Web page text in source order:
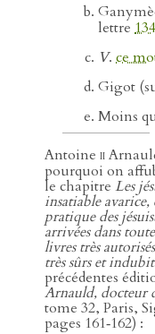
lettre 134
V. ce
Gigot
Moins
Antoine ii
pourquoi on
le chapitre Les
insatiable
pratique des
arrivées dans
livres très
très sûrs et
précédentes
Arnauld, docteur
tome 32, Paris,
pages 161‑162) :